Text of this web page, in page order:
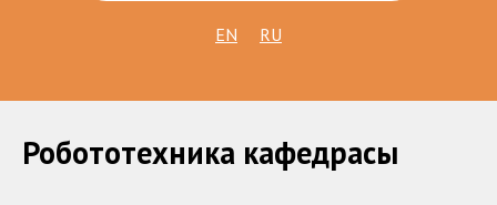
EN RU
Робототехника кафедрасы